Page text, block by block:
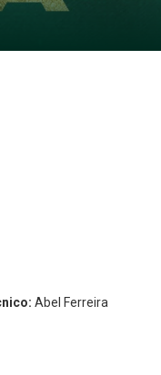
Abel Ferreira